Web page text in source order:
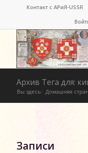
Контакт c АРиЯ-USSR
Архив Тега для:
Вы здесь: Домашняя
Записи